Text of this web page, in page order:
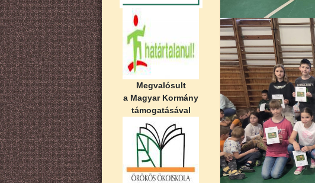
Megvalósult
a Magyar Kormány
támogatásával